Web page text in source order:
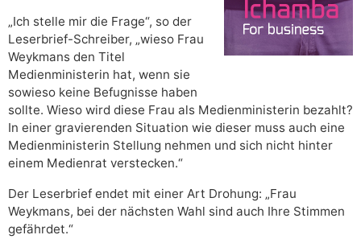
„Ich stelle mir die Frage“, so der
Leserbrief-Schreiber, „wieso Frau
Weykmans den Titel
Medienministerin hat, wenn sie
sowieso keine Befugnisse haben
sollte. Wieso wird diese Frau als Medienministerin bezahlt?
In einer gravierenden Situation wie dieser muss auch eine
Medienministerin Stellung nehmen und sich nicht hinter
einem Medienrat verstecken.“
Der Leserbrief endet mit einer Art Drohung: „Frau
Weykmans, bei der nächsten Wahl sind auch Ihre Stimmen
gefährdet.“